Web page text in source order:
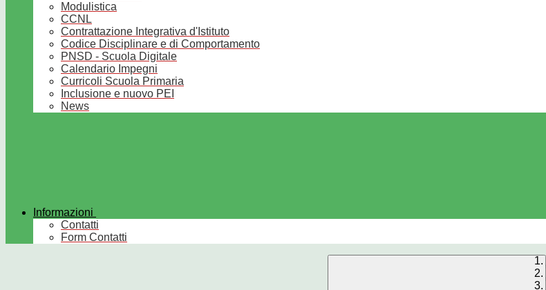
Modulistica
CCNL
Contrattazione Integrativa d'Istituto
Codice Disciplinare e di Comportamento
PNSD - Scuola Digitale
Calendario Impegni
Curricoli Scuola Primaria
Inclusione e nuovo PEI
News
Informazioni
Contatti
Form Contatti